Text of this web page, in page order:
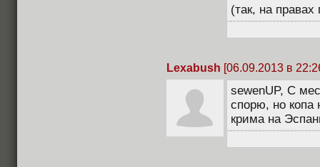
(так, на правах
Lexabush [06.09.2013 в
sewenUP, С
спорю, но
крима на